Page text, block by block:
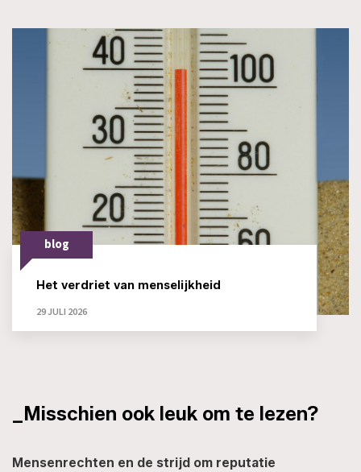
blog
Het verdriet van menselijkheid
29 JULI 2026
_Misschien ook leuk om te lezen?
Mensenrechten en de strijd om reputatie